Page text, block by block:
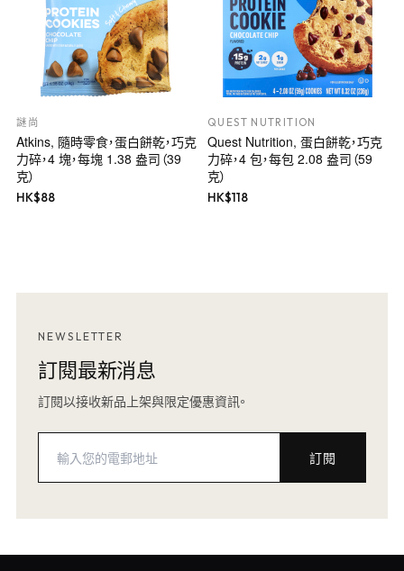
謎尚
Atkins, 隨時零食，蛋白餅乾，巧克
力碎，4 塊，每塊 1.38 盎司（39
克）
HK$88
QUEST NUTRITION
Quest Nutrition, 蛋白餅乾，巧克
力碎，4 包，每包 2.08 盎司（59
克）
HK$118
NEWSLETTER
訂閱最新消息
訂閱以接收新品上架與限定優惠資訊。
訂閱